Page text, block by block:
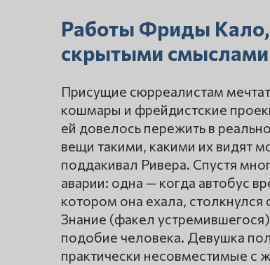
Работы Фриды
скрытыми смыслами
Присущие сюрреалистам
кошмары и фрейдистские
ей довелось пережить в
вещи такими, какими их видят
поддакивал Ривера. Спустя
аварии: одна — когда автобус
котором она ехала,
Знание (факел устремившегося)
подобие человека. Девушка
практически несовместимые с